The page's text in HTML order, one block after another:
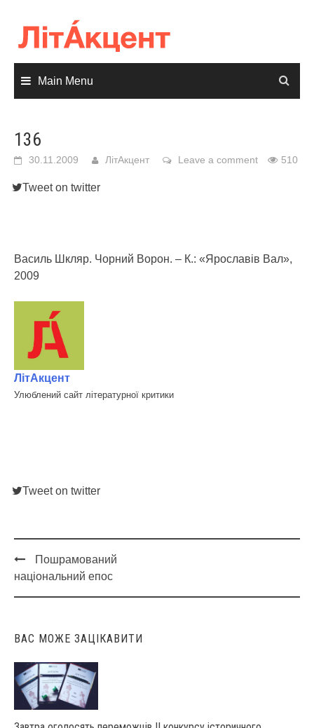
content
Main Menu
136
30.11.2009 ЛітАкцент Leave a comment 510
Tweet on twitter
Василь Шкляр. Чорний Ворон. – К.: «Ярославів Вал»,
2009
ЛітАкцент
Улюблений сайт літературної критики
Tweet on twitter
Post
navigation
Пошрамований
національний епос
ВАС МОЖЕ ЗАЦІКАВИТИ